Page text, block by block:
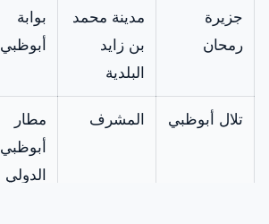
جزيرة
رمحان
مدينة محمد
بن زايد
البلدية
بوابة
أبوظبي
تلال أبوظبي المشرف
مطار
أبوظبي
الدولي